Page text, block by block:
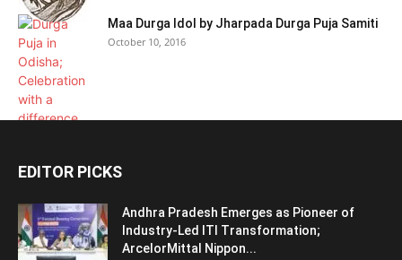
Maa Durga Idol by Jharpada Durga Puja Samiti
October 10, 2016
EDITOR PICKS
Andhra Pradesh Emerges as Pioneer of
Industry-Led ITI Transformation;
ArcelorMittal Nippon...